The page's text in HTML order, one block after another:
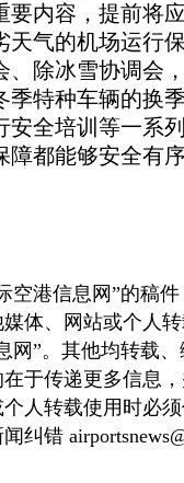
要内容，提前将
天气的机场运行
、除冰雪协调会
季特种车辆的换
安全培训等一系
障都能够安全有
港信息网”的稿件
体、网站或个人
网”。其他均转载
于传递更多信息
人转载使用时必
纠错